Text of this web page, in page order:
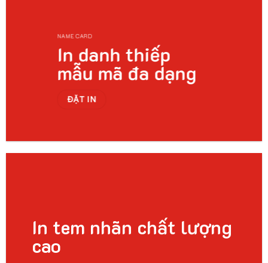
NAME CARD
In danh thiếp
mẫu mã đa dạng
ĐẶT IN
In tem nhãn chất lượng
cao